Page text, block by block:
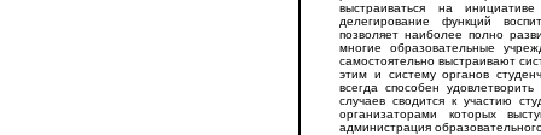
выстраиваться на
делегирование функций
позволяет наиболее полно
многие образовательные
самостоятельно выстраивают
этим и систему органов
всегда способен
случаев сводится к участию
организаторами которых
администрация